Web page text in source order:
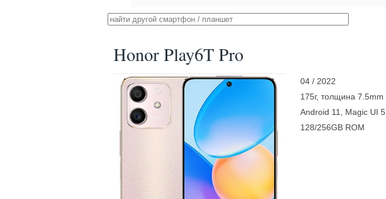
Honor Play6T Pro
04 / 2022
175г, толщина 7.5mm
Android 11, Magic UI 5
128/256GB ROM